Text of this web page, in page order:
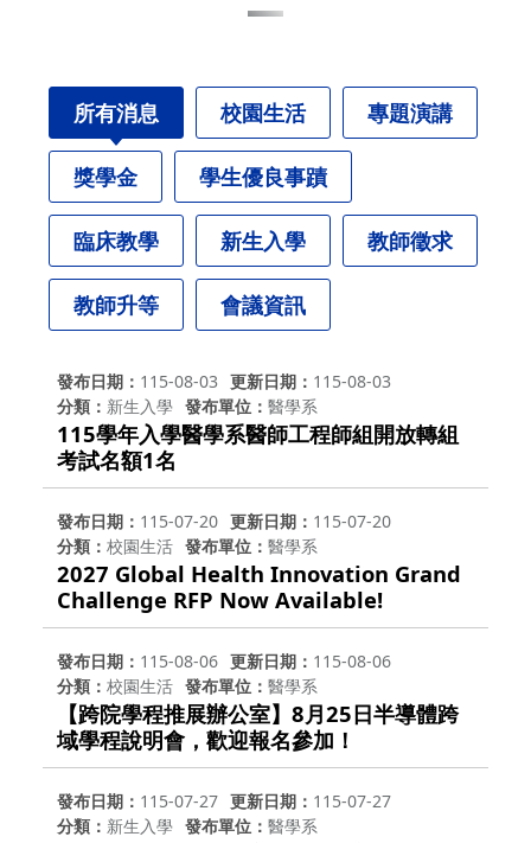
所有消息 校園生活 專題演講
獎學金 學生優良事蹟
臨床教學 新生入學 教師徵求
教師升等 會議資訊
發布日期 115-08-03 更新日期
115-08-03
分類
新生入學 發布單位 醫學系
115學年入學醫學系醫師工程師組開放轉組
考試名額1名
發布日期 115-07-20 更新日期
115-07-20
分類
校園生活 發布單位 醫學系
2027 Global Health Innovation Grand
Challenge RFP Now Available!
發布日期 115-08-06 更新日期
115-08-06
分類
校園生活 發布單位 醫學系
【跨院學程推展辦公室】8月25日半導體跨
域學程說明會，歡迎報名參加！
發布日期 115-07-27 更新日期
115-07-27
分類
新生入學 發布單位 醫學系